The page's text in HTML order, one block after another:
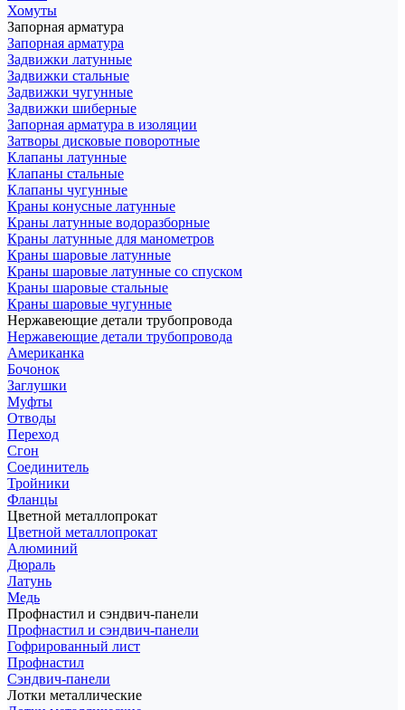
Хомуты
Запорная арматура
Запорная арматура
Задвижки латунные
Задвижки стальные
Задвижки чугунные
Задвижки шиберные
Запорная арматура в изоляции
Затворы дисковые поворотные
Клапаны латунные
Клапаны стальные
Клапаны чугунные
Краны конусные латунные
Краны латунные водоразборные
Краны латунные для манометров
Краны шаровые латунные
Краны шаровые латунные со спуском
Краны шаровые стальные
Краны шаровые чугунные
Нержавеющие детали трубопровода
Нержавеющие детали трубопровода
Американка
Бочонок
Заглушки
Муфты
Отводы
Переход
Сгон
Соединитель
Тройники
Фланцы
Цветной металлопрокат
Цветной металлопрокат
Алюминий
Дюраль
Латунь
Медь
Профнастил и сэндвич-панели
Профнастил и сэндвич-панели
Гофрированный лист
Профнастил
Сэндвич-панели
Лотки металлические